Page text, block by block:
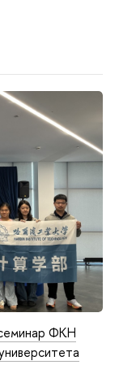
ФКН